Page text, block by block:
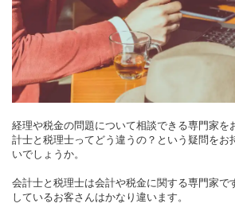
経理や税金の問題について相談できる専門家を
計士と税理士ってどう違うの？という疑問をお
いでしょうか。
会計士と税理士は会計や税金に関する専門家で
しているお客さんはかなり違います。